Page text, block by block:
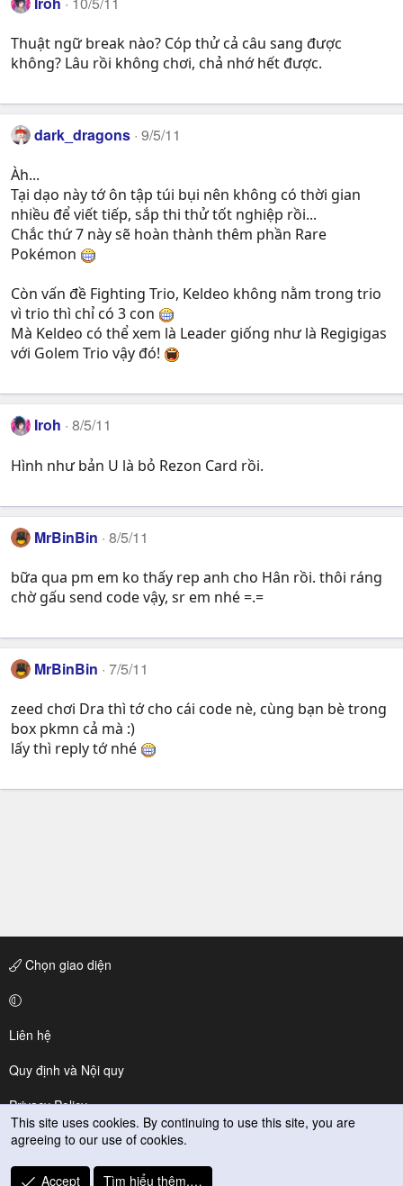
Thuật ngữ break nào? Cóp thử cả câu sang được
không? Lâu rồi không chơi, chả nhớ hết được.
dark_dragons 9/5/11
Àh...
Tại dạo này tớ ôn tập túi bụi nên không có thời gian
nhiều để viết tiếp, sắp thi thử tốt nghiệp rồi...
Chắc thứ 7 này sẽ hoàn thành thêm phần Rare
Pokémon
Còn vấn đề Fighting Trio, Keldeo không nằm trong trio
vì trio thì chỉ có 3 con
Mà Keldeo có thể xem là Leader giống như là Regigigas
với Golem Trio vậy đó!
Iroh 8/5/11
Hình như bản U là bỏ Rezon Card rồi.
MrBinBin 8/5/11
bữa qua pm em ko thấy rep anh cho Hân rồi. thôi ráng
chờ gấu send code vậy, sr em nhé =.=
MrBinBin 7/5/11
zeed chơi Dra thì tớ cho cái code nè, cùng bạn bè trong
box pkmn cả mà :)
lấy thì reply tớ nhé
Chọn giao diện
Liên hệ
Quy định và Nội quy
Privacy Policy
Trợ giúp
R
This site uses cookies. By continuing to use this site, you are
agreeing to our use of cookies.
Accept Tìm hiểu thêm.…